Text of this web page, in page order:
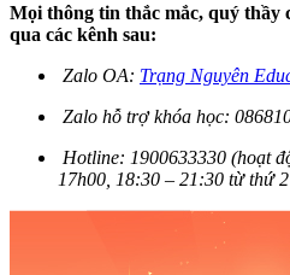
Mọi thông tin thắc mắc, quý thầy
qua các kênh sau:
Zalo OA: Trạng Nguyên
Zalo hỗ trợ khóa học:
Hotline: 1900633330 (hoạt
17h00, 18:30 – 21:30 từ thứ2